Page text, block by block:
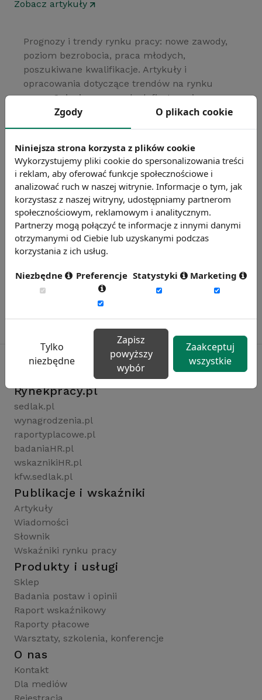
Zobacz artykuły
Prognozy i trendy rynku pracy: nowe zawody,
poziom bezrobocia, praca młodych,
poszukiwane kwalifikacje. Artykuły i
opracowania dotyczące trendów na rynku
pracy. Opisujemy zawody deficytowe i
nadwyżkowe, prognozy dotyczące pracy w
sektorze high-tech, zmiany liczby absolwentów
kosztach pracy w Polsce i na świecie (ze
szczególnym uwzględnieniem informatyków
na rynku pracy w Unii Europejskiej).
Rynekpracy.pl
sedlak.pl
wynagrodzenia.pl
raportyplacowe.pl
badaniaHR.pl
wskaznikiHR.pl
kfw.sedlak.pl
Publikacje i wskaźniki
Artykuły
Wiadomości
Słownik
Wskaźniki rynku pracy
Produkty i usługi
Sklep
Badania postaw i opinii
Raport wskaźnikowy
Raporty płacowe
Warsztaty, szkolenia, konferencje
O nas
Kontakt
Dla mediów
Zgody O plikach cookie
Niniejsza strona korzysta z plików cookie
Wykorzystujemy pliki cookie do spersonalizowania treści
i reklam, aby oferować funkcje społecznościowe i
analizować ruch w naszej witrynie. Informacje o tym, jak
korzystasz z naszej witryny, udostępniamy partnerom
społecznościowym, reklamowym i analitycznym.
Partnerzy mogą połączyć te informacje z innymi danymi
otrzymanymi od Ciebie lub uzyskanymi podczas
korzystania z ich usług.
Niezbędne Preferencje Statystyki Marketing
Tylko
niezbędne
Zapisz
powyższy
wybór
Zaakceptuj
wszystkie